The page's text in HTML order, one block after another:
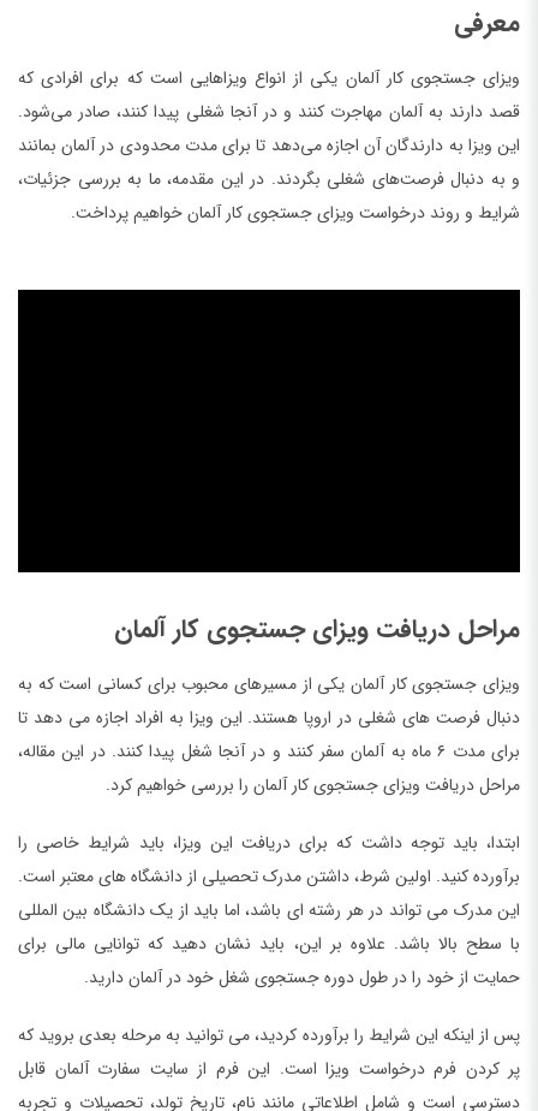
معرفی
ویزای جستجوی کار آلمان یکی از انواع ویزاهایی است که برای افرادی که
قصد دارند به آلمان مهاجرت کنند و در آنجا شغلی پیدا کنند، صادر می‌شود.
این ویزا به دارندگان آن اجازه می‌دهد تا برای مدت محدودی در آلمان بمانند
و به دنبال فرصت‌های شغلی بگردند. در این مقدمه، ما به بررسی جزئیات،
شرایط و روند درخواست ویزای جستجوی کار آلمان خواهیم پرداخت.
مراحل دریافت ویزای جستجوی کار آلمان
ویزای جستجوی کار آلمان یکی از مسیرهای محبوب برای کسانی است که به
دنبال فرصت های شغلی در اروپا هستند. این ویزا به افراد اجازه می دهد تا
برای مدت ۶ ماه به آلمان سفر کنند و در آنجا شغل پیدا کنند. در این مقاله،
مراحل دریافت ویزای جستجوی کار آلمان را بررسی خواهیم کرد.
ابتدا، باید توجه داشت که برای دریافت این ویزا، باید شرایط خاصی را
برآورده کنید. اولین شرط، داشتن مدرک تحصیلی از دانشگاه های معتبر است.
این مدرک می تواند در هر رشته ای باشد، اما باید از یک دانشگاه بین المللی
با سطح بالا باشد. علاوه بر این، باید نشان دهید که توانایی مالی برای
حمایت از خود را در طول دوره جستجوی شغل خود در آلمان دارید.
پس از اینکه این شرایط را برآورده کردید، می توانید به مرحله بعدی بروید که
پر کردن فرم درخواست ویزا است. این فرم از سایت سفارت آلمان قابل
دسترسی است و شامل اطلاعاتی مانند نام، تاریخ تولد، تحصیلات و تجربه